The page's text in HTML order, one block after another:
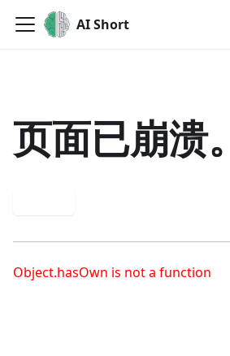
AI Short
页面已崩溃。
Object.hasOwn is not a function